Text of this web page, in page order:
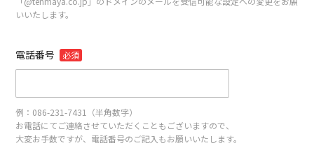
いいたします。
電話番号 必須
例：086-231-7431（半角数字）
お電話にてご連絡させていただくこともございますので、
大変お手数ですが、電話番号のご記入もお願いいたします。